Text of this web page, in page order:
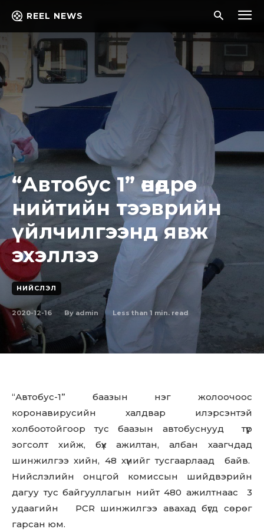
REEL NEWS
“Автобус 1” өнөөдрөөс
нийтийн тээврийн
үйлчилгээнд явж
эхэллээ
НИЙСЛЭЛ
2020-12-16 By admin Less than 1 min. read
“Автобус-1” баазын нэг жолоочоос
коронавирусийн халдвар илэрсэнтэй
холбоотойгоор тус баазын автобуснууд түр
зогсолт хийж, бүх ажилтан, албан хаагчдад
шинжилгээ хийн, 48 хүнийг тусгаарлаад байв.
Нийслэлийн онцгой комиссын шийдвэрийн
дагуу тус байгууллагын нийт 480 ажилтнаас 3
удаагийн PCR шинжилгээ авахад бүгд сөрөг
гарсан юм.